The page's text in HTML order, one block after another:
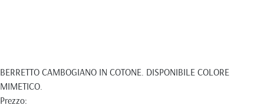
BERRETTO CAMBOGIANO IN COTONE. DISPONIBILE COLORE
MIMETICO.
Prezzo: